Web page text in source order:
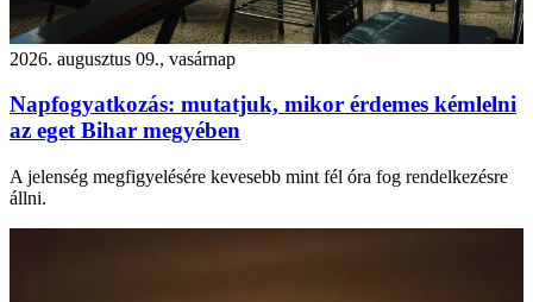
2026. augusztus 09., vasárnap
Napfogyatkozás: mutatjuk, mikor érdemes kémlelni
az eget Bihar megyében
A jelenség megfigyelésére kevesebb mint fél óra fog rendelkezésre
állni.